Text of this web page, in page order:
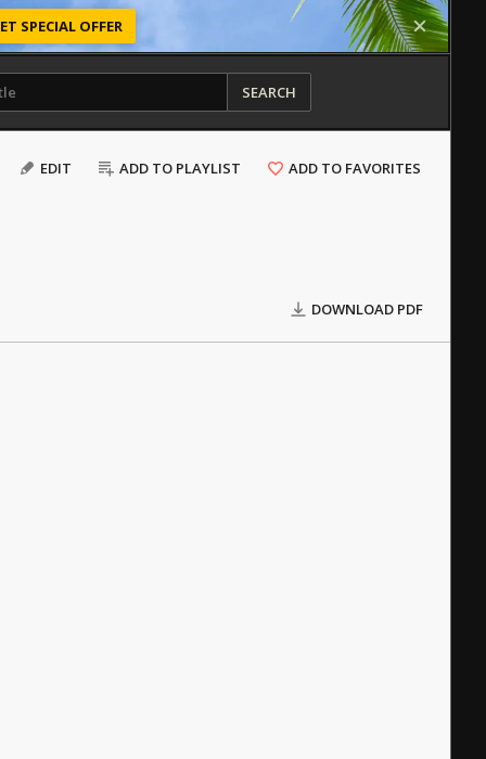
SPECIAL OFFER
SEARCH
EDIT ADD TO PLAYLIST ADD TO FAVORITES
DOWNLOAD PDF